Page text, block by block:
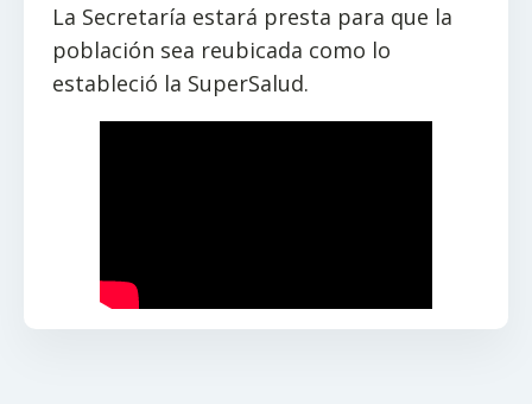
La Secretaría estará presta para que la
población sea reubicada como lo
estableció la SuperSalud.